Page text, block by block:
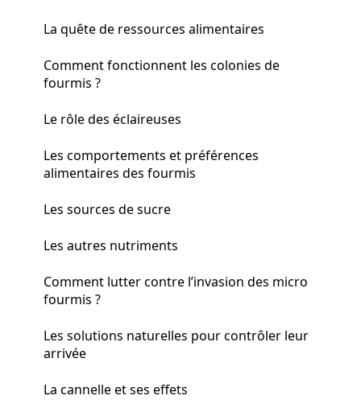
La quête de ressources alimentaires
Comment fonctionnent les colonies de
fourmis ?
Le rôle des éclaireuses
Les comportements et préférences
alimentaires des fourmis
Les sources de sucre
Les autres nutriments
Comment lutter contre l’invasion des micro
fourmis ?
Les solutions naturelles pour contrôler leur
arrivée
La cannelle et ses effets